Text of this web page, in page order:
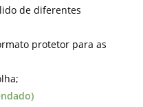
de diferentes
protetor para as